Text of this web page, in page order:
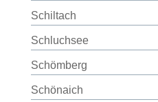
Schiltach
Schluchsee
Schömberg
Schönaich